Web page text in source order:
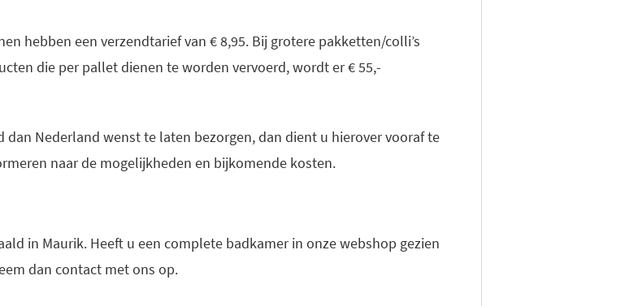
hebben een verzendtarief van € 8,95. Bij grotere pakketten/colli’s
die per pallet dienen te worden vervoerd, wordt er € 55,-
Nederland wenst te laten bezorgen, dan dient u hierover vooraf te
naar de mogelijkheden en bijkomende kosten.
in Maurik. Heeft u een complete badkamer in onze webshop gezien
dan contact met ons op.